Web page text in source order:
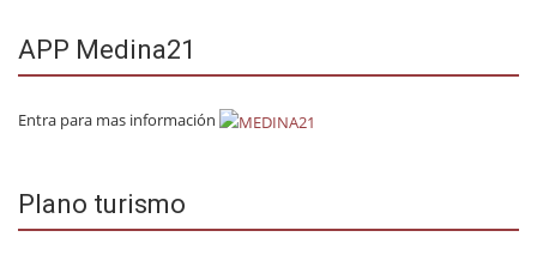
APP Medina21
Entra para mas información
Plano turismo